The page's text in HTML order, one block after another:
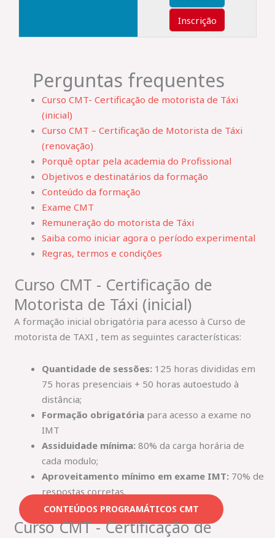
Inscrição
Perguntas frequentes
Curso CMT- Certificação de motorista de Táxi
(inicial)
Curso CMT – Certificação de Motorista de Táxi
(renovação)
Porquê optar pela academia do Profissional
Objetivos e destinatários da formação
Conteúdo da formação
Exame CMT
Remuneração do motorista de Táxi
Saiba como iniciar agora o período experimental
Regras, termos e condições
Curso CMT - Certificação de
Motorista de Táxi (inicial)
A formação inicial obrigatória para acesso à Curso de
motorista de TAXI , tem as seguintes características:
Quantidade de sessões: 125 horas divididas em
75 horas presenciais + 50 horas autoestudo à
distância;
Formação obrigatória para acesso a exame no
IMT
Assiduidade mínima: 80% da carga horária de
cada modulo;
Aproveitamento mínimo em exame IMT: 70% de
respostas corretas.
CONTEÚDOS PROGRAMÁTICOS CMT
Curso CMT - Certificação de